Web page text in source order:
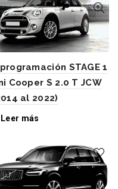
STAGE 1
Cooper S 2.0 T JCW
al 2022)
Leer más